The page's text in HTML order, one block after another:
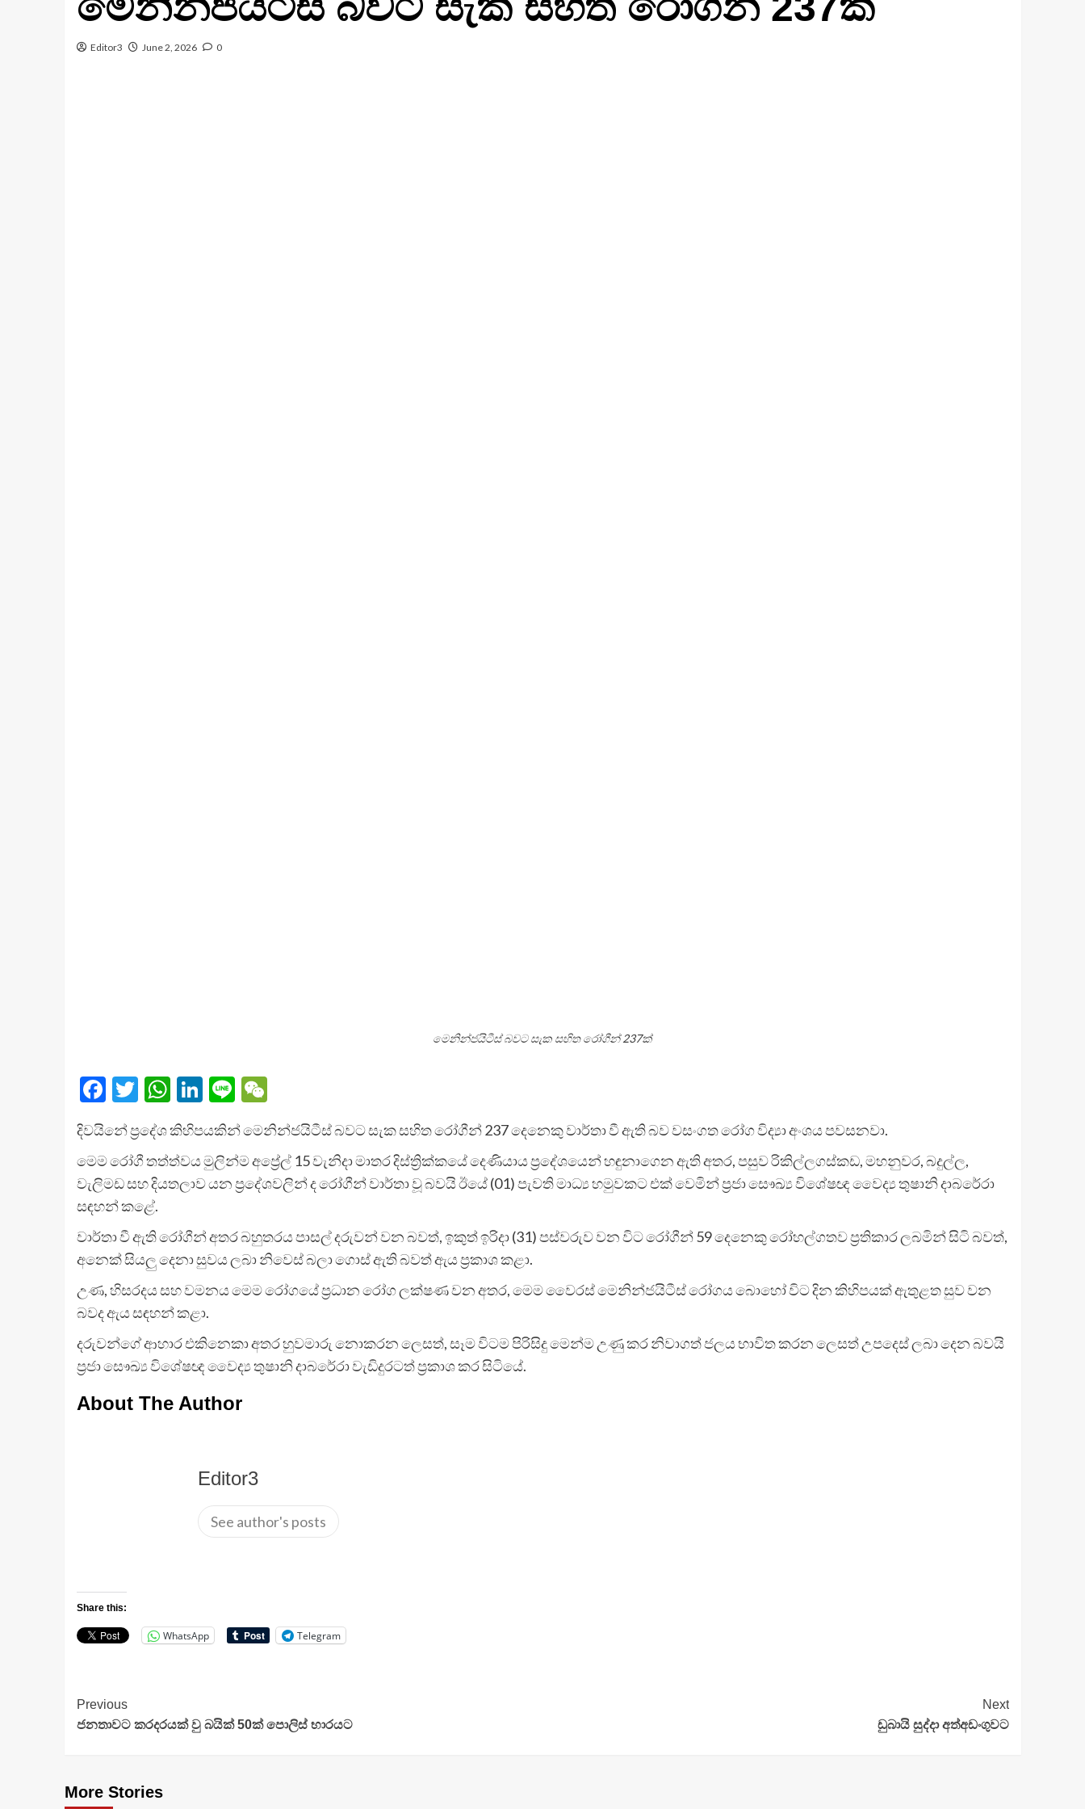
Editor3 June 2, 2026 0
මෙනින්ජයිටීස් බවට සැක සහිත රෝගීන් 237ක්
Facebook
Twitter
WhatsApp
LinkedIn
LineWeChat
දිවයිනේ ප්‍රදේශ කිහිපයකින් මෙනින්ජයිටීස් බවට සැක සහිත රෝගීන් 237 දෙනෙකු වාර්තා වී ඇති බව වසංගත රෝග විද්‍යා අංශය පවසනවා.
මෙම රෝගී තත්ත්වය මුලින්ම අප්‍රේල් 15 වැනිදා මාතර දිස්ත්‍රික්කයේ දෙණියාය ප්‍රදේශයෙන් හඳුනාගෙන ඇති අතර, පසුව රිකිල්ලගස්කඩ, මහනුවර, බදුල්ල,
වැලිමඩ සහ දියතලාව යන ප්‍රදේශවලින් ද රෝගීන් වාර්තා වූ බවයි ඊයේ (01) පැවති මාධ්‍ය හමුවකට එක් වෙමින් ප්‍රජා සෞඛ්‍ය විශේෂඥ වෛද්‍ය තුෂානි දාබරේරා
සඳහන් කළේ.
වාර්තා වී ඇති රෝගීන් අතර බහුතරය පාසල් දරුවන් වන බවත්, ඉකුත් ඉරිදා (31) පස්වරුව වන විට රෝගීන් 59 දෙනෙකු රෝහල්ගතව ප්‍රතිකාර ලබමින් සිටි බවත්,
අනෙක් සියලු දෙනා සුවය ලබා නිවෙස් බලා ගොස් ඇති බවත් ඇය ප්‍රකාශ කළා.
උණ, හිසරදය සහ වමනය මෙම රෝගයේ ප්‍රධාන රෝග ලක්ෂණ වන අතර, මෙම වෛරස් මෙනින්ජයිටීස් රෝගය බොහෝ විට දින කිහිපයක් ඇතුළත සුව වන
බවද ඇය සඳහන් කළා.
දරුවන්ගේ ආහාර එකිනෙකා අතර හුවමාරු නොකරන ලෙසත්, සෑම විටම පිරිසිදු මෙන්ම උණු කර නිවාගත් ජලය භාවිත කරන ලෙසත් උපදෙස් ලබා දෙන බවයි
ප්‍රජා සෞඛ්‍ය විශේෂඥ වෛද්‍ය තුෂානි දාබරේරා වැඩිදුරටත් ප්‍රකාශ කර සිටියේ.
About The Author
Editor3
See author's posts
Share this:
WhatsApp Telegram
Continue
Reading
Previous
ජනතාවට කරදරයක් වු බයික් 50ක් පොලිස් භාරයට
Next
ඩුබායි සුද්දා අත්අඩංගුවට
More Stories